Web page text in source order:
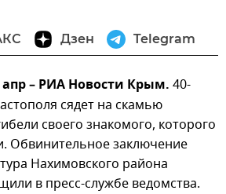
Дзен Telegram
– РИА Новости Крым. 40-
сядет на скамью
своего знакомого, которого
Обвинительное заключение
Нахимовского района
в пресс-службе ведомства.